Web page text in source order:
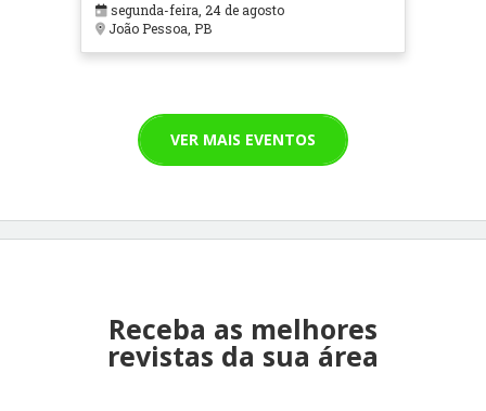
segunda-feira, 24 de agosto
João Pessoa, PB
VER MAIS EVENTOS
Receba as melhores
revistas da sua área